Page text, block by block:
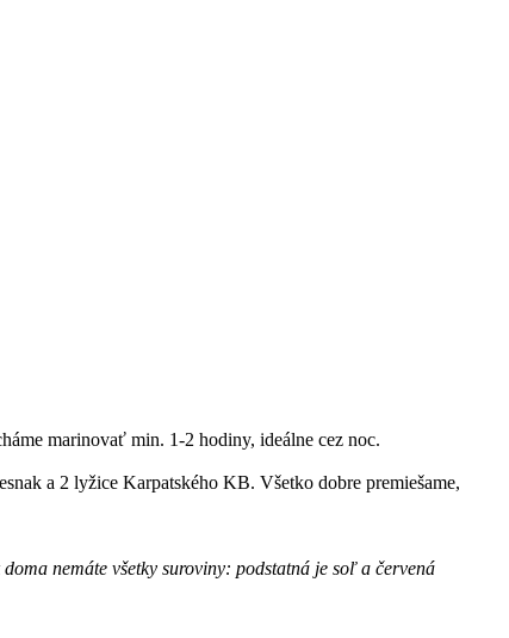
marinovať min. 1-2 hodiny, ideálne cez noc.
a 2 lyžice Karpatského KB. Všetko dobre premiešame,
nemáte všetky suroviny: podstatná je soľ a červená